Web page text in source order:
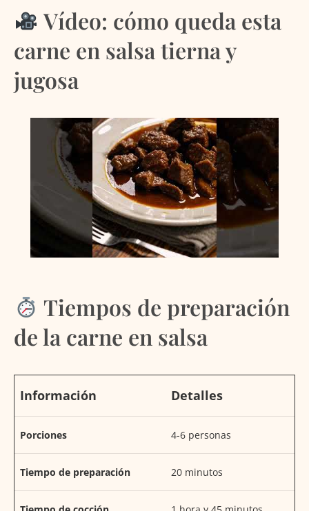
Vídeo: cómo queda esta
carne en salsa tierna y
jugosa
Tiempos de preparación
de la carne en salsa
Información Detalles
Porciones 4-6 personas
Tiempo de preparación 20 minutos